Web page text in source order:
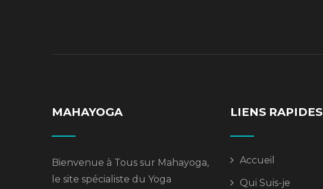
MAHAYOGA
Bienvenue à Tous sur Mahayoga,
le site spécialiste du Yoga
LIENS RAPIDES
Accueil
Qui Suis-je